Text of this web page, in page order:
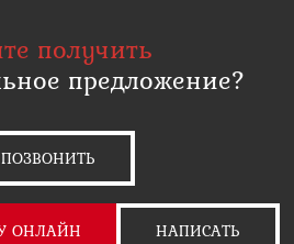
получить
предложение?
ПОЗВОНИТЬ
ОНЛАЙН НАПИСАТЬ